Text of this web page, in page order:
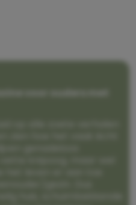
voor ouders met